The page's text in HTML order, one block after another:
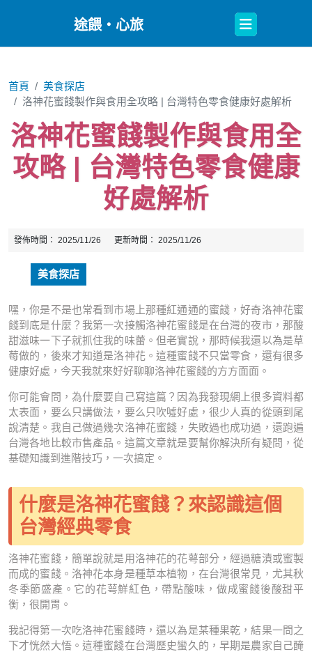
途餵・心旅
Open
Button
首頁
美食探店
洛神花蜜餞製作與食用全攻略 | 台灣特色零食健康好處解析
洛神花蜜餞製作與食用全
攻略 | 台灣特色零食健康
好處解析
發佈時間： 2025/11/26 更新時間： 2025/11/26
美食探店
嘿，你是不是也常看到市場上那種紅通通的蜜餞，好奇洛神花蜜
餞到底是什麼？我第一次接觸洛神花蜜餞是在台灣的夜市，那酸
甜滋味一下子就抓住我的味蕾。但老實說，那時候我還以為是草
莓做的，後來才知道是洛神花。這種蜜餞不只當零食，還有很多
健康好處，今天我就來好好聊聊洛神花蜜餞的方方面面。
你可能會問，為什麼要自己寫這篇？因為我發現網上很多資料都
太表面，要么只講做法，要么只吹噓好處，很少人真的從頭到尾
說清楚。我自己做過幾次洛神花蜜餞，失敗過也成功過，還跑遍
台灣各地比較市售產品。這篇文章就是要幫你解決所有疑問，從
基礎知識到進階技巧，一次搞定。
什麼是洛神花蜜餞？來認識這個
台灣經典零食
洛神花蜜餞，簡單說就是用洛神花的花萼部分，經過糖漬或蜜製
而成的蜜餞。洛神花本身是種草本植物，在台灣很常見，尤其秋
冬季節盛產。它的花萼鮮紅色，帶點酸味，做成蜜餞後酸甜平
衡，很開胃。
我記得第一次吃洛神花蜜餞時，還以為是某種果乾，結果一問之
下才恍然大悟。這種蜜餞在台灣歷史蠻久的，早期是農家自己醃